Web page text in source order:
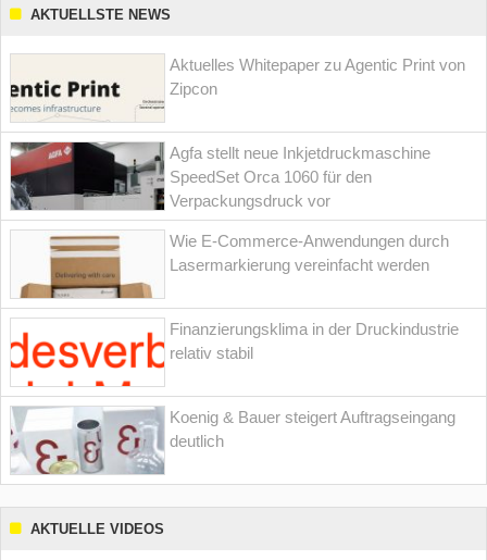
AKTUELLSTE NEWS
Aktuelles Whitepaper zu Agentic Print von
Zipcon
Agfa stellt neue Inkjetdruckmaschine
SpeedSet Orca 1060 für den
Verpackungsdruck vor
Wie E-Commerce-Anwendungen durch
Lasermarkierung vereinfacht werden
Finanzierungsklima in der Druckindustrie
relativ stabil
Koenig & Bauer steigert Auftragseingang
deutlich
AKTUELLE VIDEOS